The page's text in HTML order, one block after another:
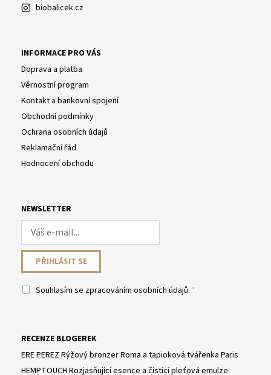
biobalicek.cz
INFORMACE PRO VÁS
Doprava a platba
Věrnostní program
Kontakt a bankovní spojení
Obchodní podmínky
Ochrana osobních údajů
Reklamační řád
Hodnocení obchodu
NEWSLETTER
Souhlasím se zpracováním osobních údajů.
RECENZE BLOGEREK
ERE PEREZ Rýžový bronzer Roma a tapioková tvářenka Paris
HEMPTOUCH Rozjasňující esence a čistící pleťová emulze